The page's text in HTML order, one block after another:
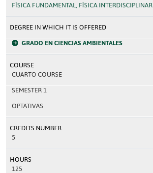
FÍSICA FUNDAMENTAL, FÍSICA INTERDISCIPLINAR
DEGREE IN WHICH IT IS OFFERED
GRADO EN CIENCIAS AMBIENTALES
COURSE
CUARTO COURSE
SEMESTER 1
OPTATIVAS
CREDITS NUMBER
5
HOURS
125